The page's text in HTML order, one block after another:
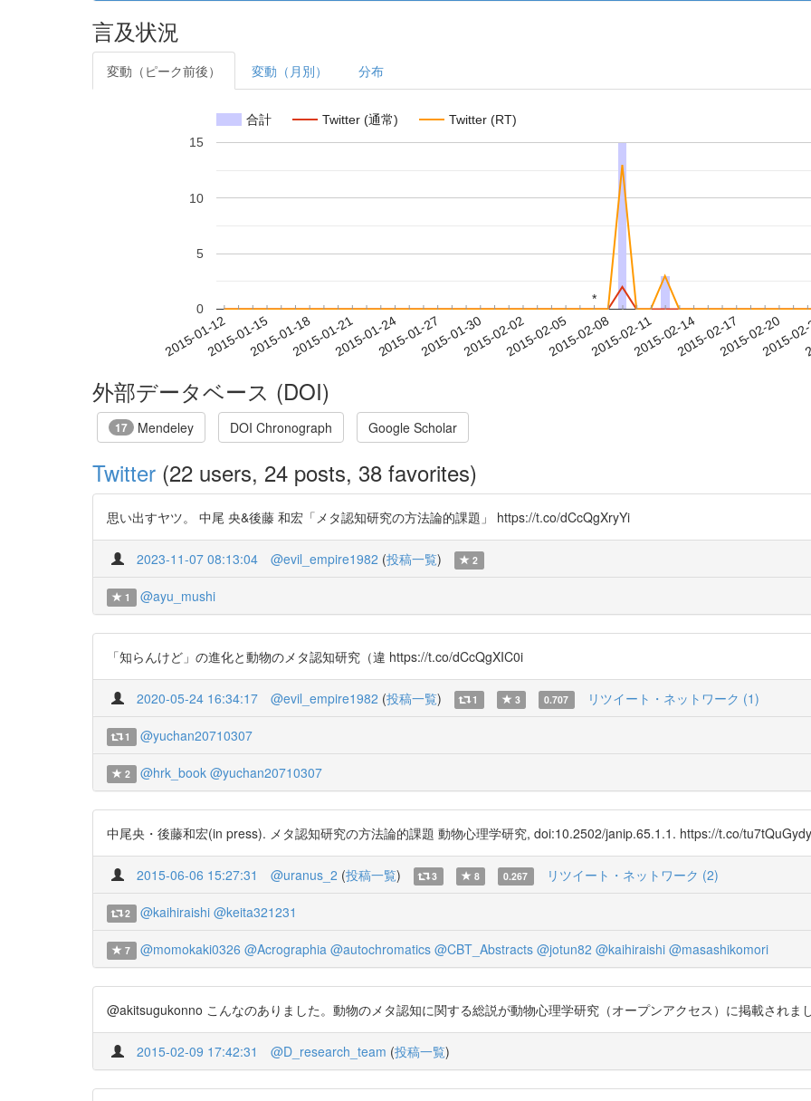
言及状況
変動（ピーク前後） 変動（月別） 分布
合計 Twitter (通常) Twitter (RT)
2015-01-122015-01-152015-01-182015-01-212015-01-242015-01-272015-01-302015-02-022015-02-052015-02-082015-02-112015-02-142015-02-172015-02-20
2015-
0
5
10
15
*
*
外部データベース (DOI)
17 Mendeley DOI Chronograph Google Scholar
Twitter (22 users, 24 posts, 38 favorites)
思い出すヤツ。 中尾 央&後藤 和宏「メタ認知研究の方法論的課題」 https://t.co/dCcQgXryYi
2023-11-07 08:13:04 @evil_empire1982 (投稿一覧) 2
1 @ayu_mushi
「知らんけど」の進化と動物のメタ認知研究（違 https://t.co/dCcQgXIC0i
2020-05-24 16:34:17 @evil_empire1982 (投稿一覧) 1 3 0.707 リツイート・ネットワーク (1)
1 @yuchan20710307
2 @hrk_book @yuchan20710307
中尾央・後藤和宏(in press). メタ認知研究の方法論的課題 動物心理学研究, doi:10.2502/janip.65.1.1. https://t.co/tu7tQuGydy
2015-06-06 15:27:31 @uranus_2 (投稿一覧) 3 8 0.267 リツイート・ネットワーク (2)
2 @kaihiraishi @keita321231
7 @momokaki0326 @Acrographia @autochromatics @CBT_Abstracts @jotun82 @kaihiraishi @masashikomori
@akitsugukonno こんなのありました。動物のメタ認知に関する総説が動物心理学研究（オープンアクセス）に掲載され
2015-02-09 17:42:31 @D_research_team (投稿一覧)